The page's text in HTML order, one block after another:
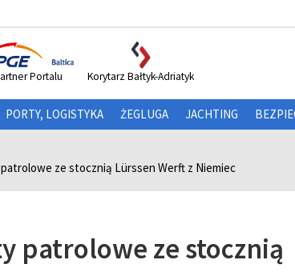
Portalu Korytarz Bałtyk-Adriatyk
PORTY, LOGISTYKA ŻEGLUGA JACHTING
ze stocznią Lürssen Werft z Niemiec
patrolowe ze stocznią